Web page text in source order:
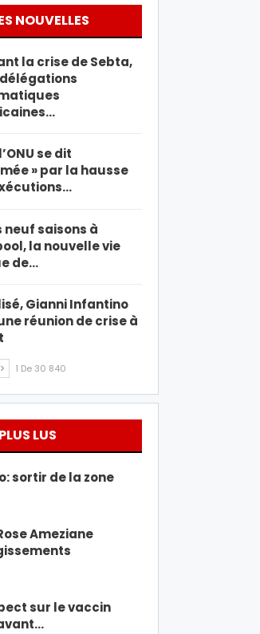
NOUVELLES
la crise de Sebta,
se dit
» par la hausse
neuf saisons à
la nouvelle vie
de…
Gianni Infantino
réunion de crise à
1 De 30 840
LUS
sortir de la zone
Ameziane
sur le vaccin